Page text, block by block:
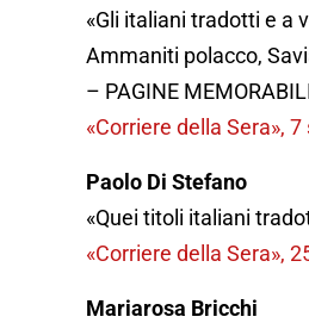
«Gli italiani tradotti e a
Ammaniti polacco,
– PAGINE
«Corriere della Sera»,
Paolo Di Stefano
«Quei titoli italiani
«Corriere della Sera»,
Mariarosa Bricchi